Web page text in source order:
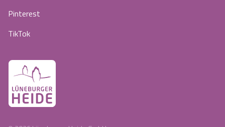
Pinterest
TikTok